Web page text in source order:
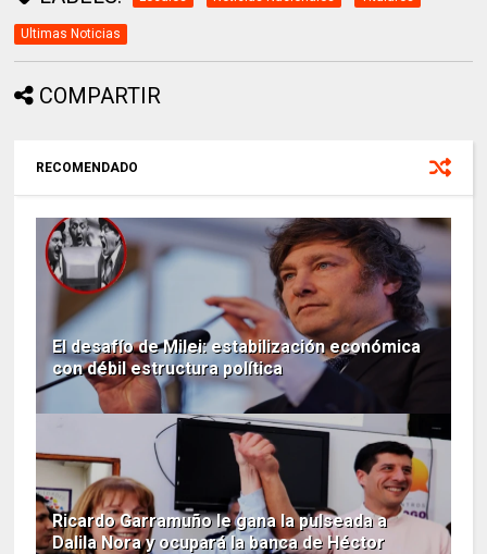
Ultimas Noticias
COMPARTIR
RECOMENDADO
El desafío de Milei: estabilización económica
con débil estructura política
Ricardo Garramuño le gana la pulseada a
Dalila Nora y ocupará la banca de Héctor